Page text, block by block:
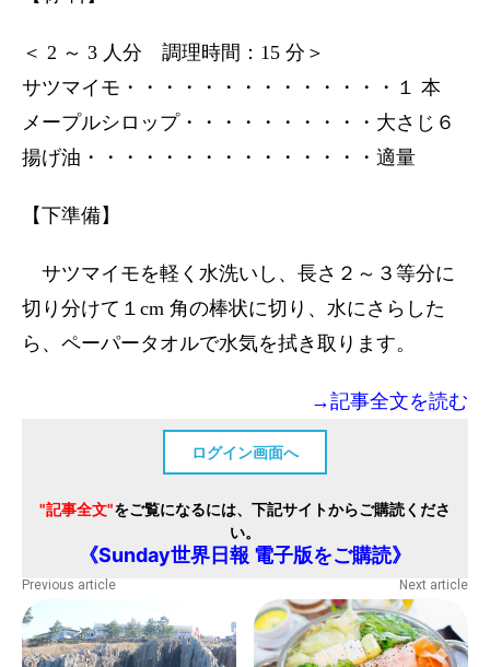
＜ 2 ～ 3 人分 調理時間：15 分＞
サツマイモ・・・・・・・・・・・・・・１ 本
メープルシロップ・・・・・・・・・・大さじ６
揚げ油・・・・・・・・・・・・・・・適量
【下準備】
サツマイモを軽く水洗いし、長さ２～３等分に
切り分けて１cm 角の棒状に切り、水にさらした
ら、ペーパータオルで水気を拭き取ります。
→記事全文を読む
ログイン画面へ
"記事全文"をご覧になるには、下記サイトからご購読くださ
い。
《Sunday世界日報 電子版をご購読》
Previous article Next article